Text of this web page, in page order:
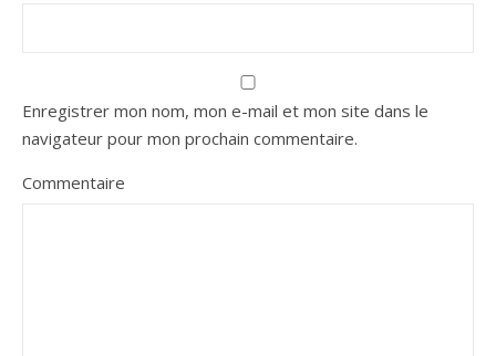
Enregistrer mon nom, mon e-mail et mon site dans le
navigateur pour mon prochain commentaire.
Commentaire